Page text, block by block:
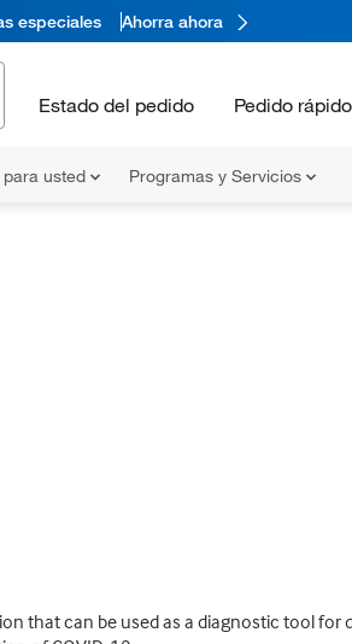
especiales Ahorra ahora
Estado del pedido Pedido rápido
usted Programas y Servicios
that can be used as a diagnostic tool for